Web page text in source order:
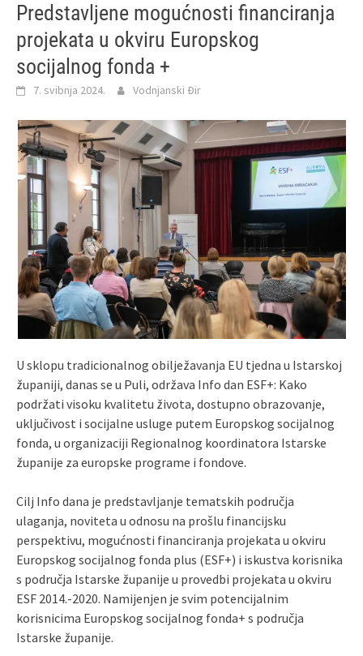
Predstavljene mogućnosti financiranja
projekata u okviru Europskog
socijalnog fonda +
7. svibnja 2024. Vodnjanski Đir
U sklopu tradicionalnog obilježavanja EU tjedna u Istarskoj
županiji, danas se u Puli, održava Info dan ESF+: Kako
podržati visoku kvalitetu života, dostupno obrazovanje,
uključivost i socijalne usluge putem Europskog socijalnog
fonda, u organizaciji Regionalnog koordinatora Istarske
županije za europske programe i fondove.
Cilj Info dana je predstavljanje tematskih područja
ulaganja, noviteta u odnosu na prošlu financijsku
perspektivu, mogućnosti financiranja projekata u okviru
Europskog socijalnog fonda plus (ESF+) i iskustva korisnika
s područja Istarske županije u provedbi projekata u okviru
ESF 2014.-2020. Namijenjen je svim potencijalnim
korisnicima Europskog socijalnog fonda+ s područja
Istarske županije.